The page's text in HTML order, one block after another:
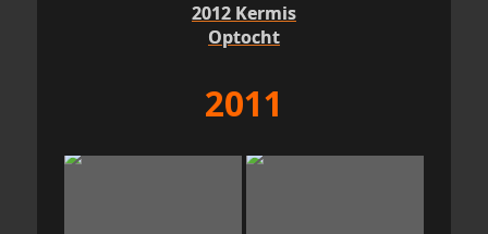
2012 Kermis
Optocht
2011